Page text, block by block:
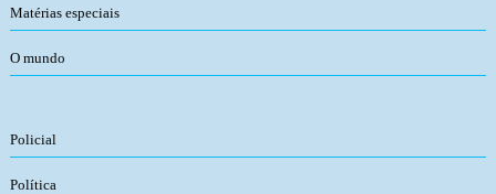
Matérias especiais
O mundo
Policial
Política